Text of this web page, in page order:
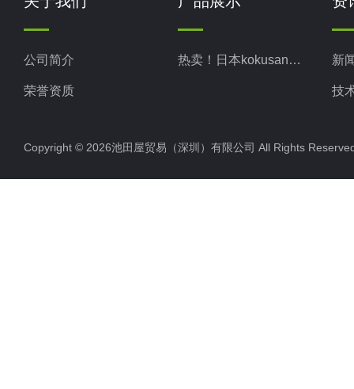
公司简介
荣誉资质
热卖！日本kokusan科库森 新
技
Copyright © 2026池田屋贸易（深圳）有限公司 All Rights